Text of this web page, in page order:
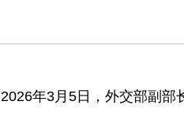
2026年3月5日，外交部副部